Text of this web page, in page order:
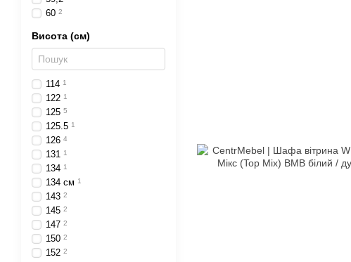
60 2
Висота (см)
114 1
122 1
125 5
125.5 1
126 4
131 1
134 1
134 см 1
143 2
145 2
147 2
150 2
152 2